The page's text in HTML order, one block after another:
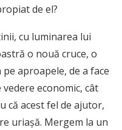
de el?
cu luminarea lui
o nouă cruce, o
aproapele, de a face
economic, cât
că acest fel de ajutor,
uriașă. Mergem la un